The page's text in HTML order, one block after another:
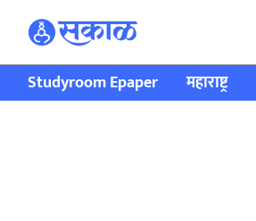
Studyroom Epaper महाराष्ट्र